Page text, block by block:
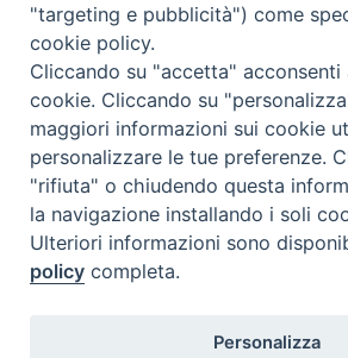
Lunedì 17.30-19.30
Martedì 17.30-19.30
Mercoledì 17.30-19.30
Giovedì 17.30-19.30
Venerdì chiuso
Sabato 9.30-11.30
Privacy e sicurezza
"targeting e pubblicità") come
cookie policy.
Cliccando su "accetta"
cookie. Cliccando su
maggiori informazioni sui cookie
personalizzare le tue preferenze.
"rifiuta" o chiudendo questa
la navigazione installando i soli
Ulteriori informazioni sono
policy completa.
Personalizza